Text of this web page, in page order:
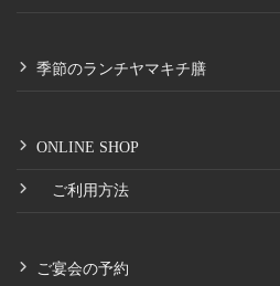
季節のランチヤマキチ膳
ONLINE SHOP
ご利用方法
ご宴会の予約